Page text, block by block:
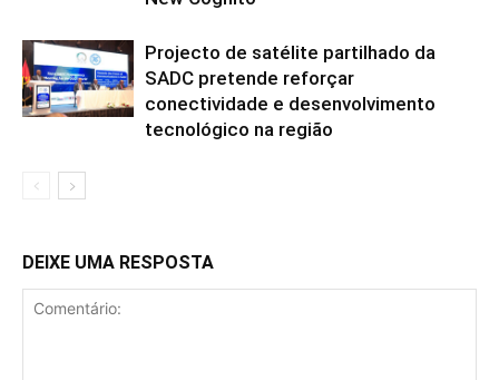
Projecto de satélite partilhado da
SADC pretende reforçar
conectividade e desenvolvimento
tecnológico na região
DEIXE UMA RESPOSTA